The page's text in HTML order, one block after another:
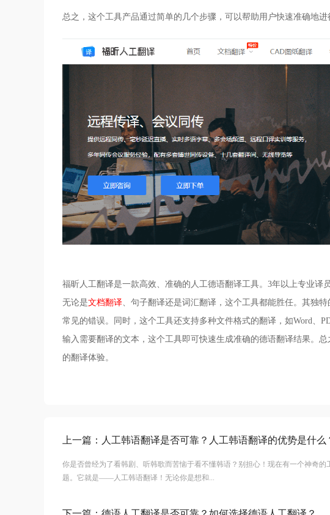
总之，这个工具产品通过简单的几个步骤，可以帮助用户快速准确地进
福昕人工翻译是一款高效、准确的人工德语翻译工具。3年以上专业译
无论是文档翻译、句子翻译还是词汇翻译，这个工具都能胜任。其独
常见的错误。同时，这个工具还支持多种文件格式的翻译，如Word、
输入需要翻译的文本，这个工具即可快速生成准确的德语翻译结果。
的翻译体验。
上一篇： 人工韩语翻译是否可靠？人工韩语翻译的优势是什么
你是否曾经为了看韩剧、听韩歌而苦恼于看不懂韩语？别担心！现在有一个神奇的
题。它就是——人工韩语翻译！无论你是想和...